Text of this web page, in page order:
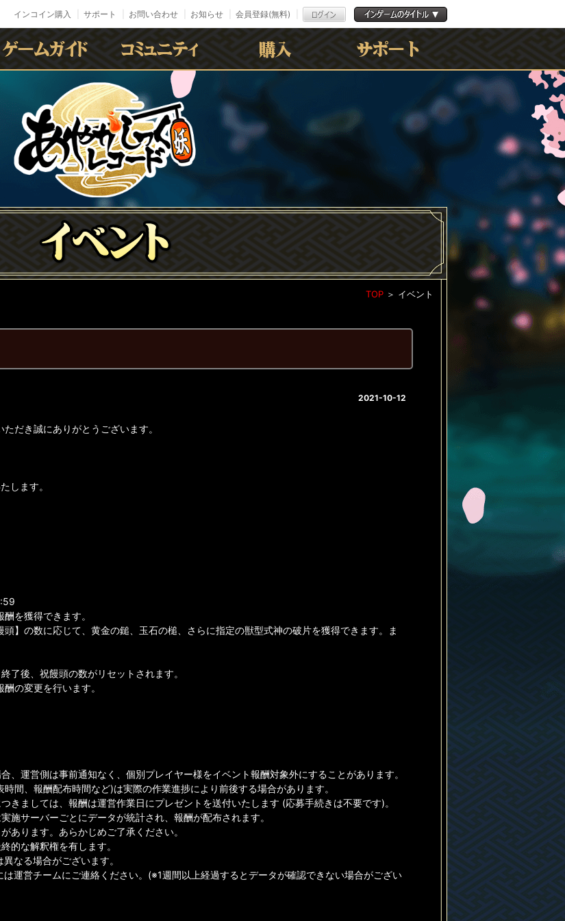
インコイン購入 サポート お問い合わせ お知らせ 会員登録(無料)
利用規約
ﾌﾟﾗｲﾊﾞｼｰﾎﾟﾘｼｰ
TOP ＞ イベント
2021-10-12
だき誠にありがとうございます。
します。
を獲得できます。
】の数に応じて、黄金の鎚、玉石の槌、さらに指定の獣型式神の破片を獲得できます。ま
了後、祝饅頭の数がリセットされます。
の変更を行います。
、運営側は事前通知なく、個別プレイヤー様をイベント報酬対象外にすることがあります。
間、報酬配布時間など)は実際の作業進捗により前後する場合があります。
きましては、報酬は運営作業日にプレゼントを送付いたします (応募手続きは不要です)。
施サーバーごとにデータが統計され、報酬が配布されます。
あります。あらかじめご了承ください。
的な解釈権を有します。
なる場合がございます。
運営チームにご連絡ください。(※1週間以上経過するとデータが確認できない場合がござい